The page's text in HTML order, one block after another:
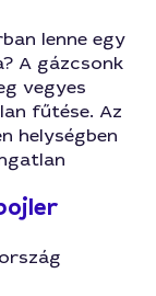
lenne egy
A gázcsonk
vegyes
fűtése. Az
helységben